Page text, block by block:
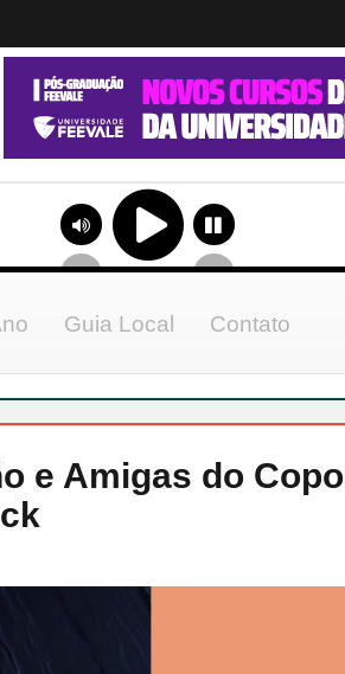
Guia Local Contato
e Amigas do Copo